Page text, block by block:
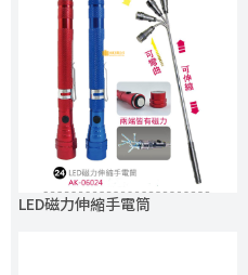
LED磁力伸縮手電筒